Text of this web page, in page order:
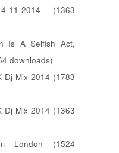
11-2014 (1363
Is A Selfish Act,
downloads)
Dj Mix 2014 (1783
Dj Mix 2014 (1363
London (1524